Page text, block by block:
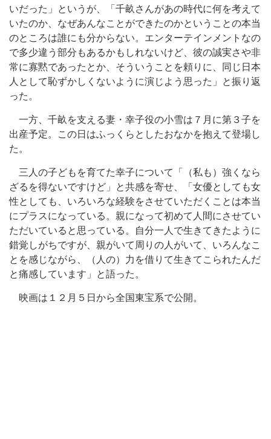
いだった」というが、「千畝さんがあの時代に何を考えて
いたのか、なぜあんなことができたのかということの本当
のところは誰にも分からない。エンターテインメントなの
で多少違う部分もあるかもしれないけど、彼の誠実さや非
常に寡黙であったとか、そういうことを頼りに、同じ日本
人として恥ずかしくないように演じよう思った」と振り返
った。
一方、千畝を支える妻・幸子役の小雪は７月に第３子を
出産予定。この日はふっくらとしたおなかを抱えて登場し
た。
三人の子どもを育てた幸子について「（私も）強くなら
ざるを得ないですけど」と共感を寄せ、「女優としても女
性としても、いろいろな経験をさせていただくことは本当
にプラスになっている。親になって初めて人間にさせてい
ただいていると思っている。自分一人で生きてきたように
錯覚しがちですが、親がいて周りの人がいて、いろんなこ
とを感じながら、（人の）力を借りて生きてこられたんだ
と痛感しています」と語った。
映画は１２月５日から全国東宝系で公開。